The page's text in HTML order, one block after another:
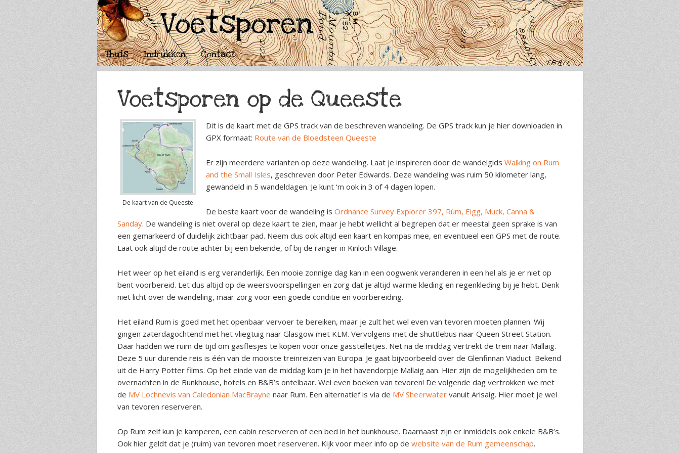
Voetsporen
Thuis Indrukken Contact
Voetsporen op de Queeste
De kaart van de Queeste
Dit is de kaart met de GPS track van de beschreven wandeling. De GPS track kun je hier downloaden in
GPX formaat: Route van de Bloedsteen Queeste
Er zijn meerdere varianten op deze wandeling. Laat je inspireren door de wandelgids Walking on Rum
and the Small Isles, geschreven door Peter Edwards. Deze wandeling was ruim 50 kilometer lang,
gewandeld in 5 wandeldagen. Je kunt ‘m ook in 3 of 4 dagen lopen.
De beste kaart voor de wandeling is Ordnance Survey Explorer 397, Rùm, Eigg, Muck, Canna &
Sanday. De wandeling is niet overal op deze kaart te zien, maar je hebt wellicht al begrepen dat er meestal geen sprake is van
een gemarkeerd of duidelijk zichtbaar pad. Neem dus ook altijd een kaart en kompas mee, en eventueel een GPS met de route.
Laat ook altijd de route achter bij een bekende, of bij de ranger in Kinloch Village.
Het weer op het eiland is erg veranderlijk. Een mooie zonnige dag kan in een oogwenk veranderen in een hel als je er niet op
bent voorbereid. Let dus altijd op de weersvoorspellingen en zorg dat je altijd warme kleding en regenkleding bij je hebt. Denk
niet licht over de wandeling, maar zorg voor een goede conditie en voorbereiding.
Het eiland Rum is goed met het openbaar vervoer te bereiken, maar je zult het wel even van tevoren moeten plannen. Wij
gingen zaterdagochtend met het vliegtuig naar Glasgow met KLM. Vervolgens met de shuttlebus naar Queen Street Station.
Daar hadden we ruim de tijd om gasflesjes te kopen voor onze gasstelletjes. Net na de middag vertrekt de trein naar Mallaig.
Deze 5 uur durende reis is één van de mooiste treinreizen van Europa. Je gaat bijvoorbeeld over de Glenfinnan Viaduct. Bekend
uit de Harry Potter films. Op het einde van de middag kom je in het havendorpje Mallaig aan. Hier zijn de mogelijkheden om te
overnachten in de Bunkhouse, hotels en B&B’s ontelbaar. Wel even boeken van tevoren! De volgende dag vertrokken we met
de MV Lochnevis van Caledonian MacBrayne naar Rum. Een alternatief is via de MV Sheerwater vanuit Arisaig. Hier moet je wel
van tevoren reserveren.
Op Rum zelf kun je kamperen, een cabin reserveren of een bed in het bunkhouse. Daarnaast zijn er inmiddels ook enkele B&B’s.
Ook hier geldt dat je (ruim) van tevoren moet reserveren. Kijk voor meer info op de website van de Rum gemeenschap.